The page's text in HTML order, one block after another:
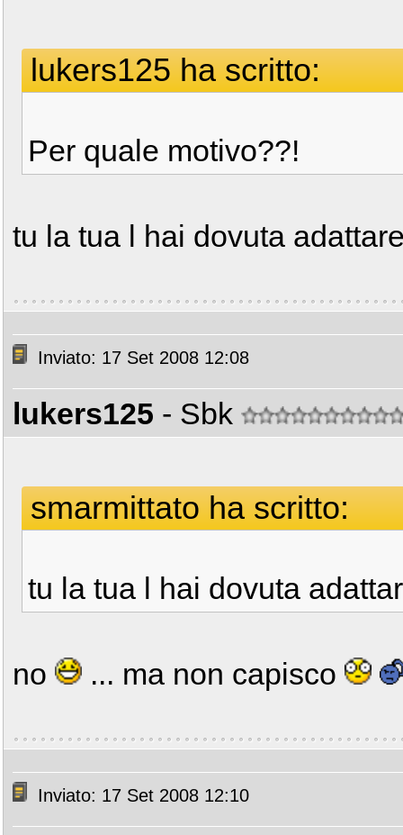
lukers125 ha scritto:
Per quale motivo??!
tu la tua l hai dovuta
Inviato: 17 Set 2008 12:08
lukers125 - Sbk
smarmittato ha scritto:
tu la tua l hai dovuta
no ... ma non capisco
Inviato: 17 Set 2008 12:10